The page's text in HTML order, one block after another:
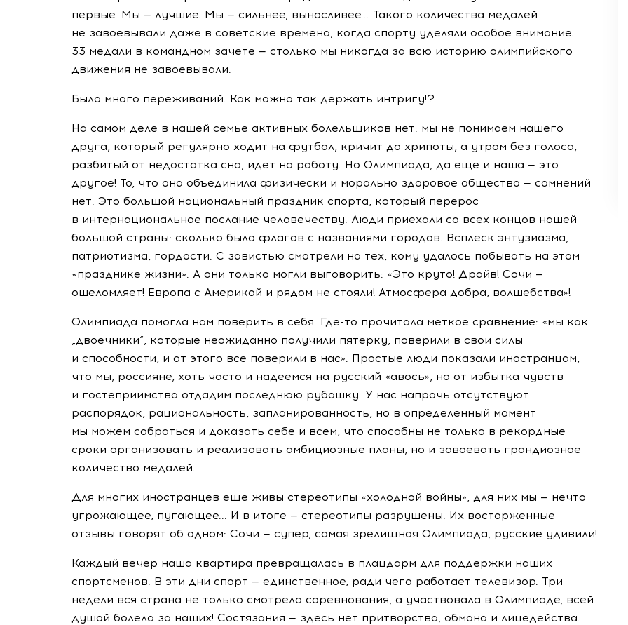
первые. Мы — лучшие. Мы — сильнее, выносливее... Такого количества медалей
не завоевывали даже в советские времена, когда спорту уделяли особое внимание.
33 медали в командном зачете — столько мы никогда за всю историю олимпийского
движения не завоевывали.
Было много переживаний. Как можно так держать интригу!?
На самом деле в нашей семье активных болельщиков нет: мы не понимаем нашего
друга, который регулярно ходит на футбол, кричит до хрипоты, а утром без голоса,
разбитый от недостатка сна, идет на работу. Но Олимпиада, да еще и наша — это
другое! То, что она объединила физически и морально здоровое общество — сомнений
нет. Это большой национальный праздник спорта, который перерос
в интернациональное послание человечеству. Люди приехали со всех концов нашей
большой страны: сколько было флагов с названиями городов. Всплеск энтузиазма,
патриотизма, гордости. С завистью смотрели на тех, кому удалось побывать на этом
«празднике жизни». А они только могли выговорить: «Это круто! Драйв! Сочи —
ошеломляет! Европа с Америкой и рядом не стояли! Атмосфера добра, волшебства»!
Олимпиада помогла нам поверить в себя. Где-то прочитала меткое сравнение: «мы как
„двоечники“, которые неожиданно получили пятерку, поверили в свои силы
и способности, и от этого все поверили в нас». Простые люди показали иностранцам,
что мы, россияне, хоть часто и надеемся на русский «авось», но от избытка чувств
и гостеприимства отдадим последнюю рубашку. У нас напрочь отсутствуют
распорядок, рациональность, запланированность, но в определенный момент
мы можем собраться и доказать себе и всем, что способны не только в рекордные
сроки организовать и реализовать амбициозные планы, но и завоевать грандиозное
количество медалей.
Для многих иностранцев еще живы стереотипы «холодной войны», для них мы — нечто
угрожающее, пугающее... И в итоге — стереотипы разрушены. Их восторженные
отзывы говорят об одном: Сочи — супер, самая зрелищная Олимпиада, русские удивили!
Каждый вечер наша квартира превращалась в плацдарм для поддержки наших
спортсменов. В эти дни спорт — единственное, ради чего работает телевизор. Три
недели вся страна не только смотрела соревнования, а участвовала в Олимпиаде, всей
душой болела за наших! Состязания — здесь нет притворства, обмана и лицедейства.